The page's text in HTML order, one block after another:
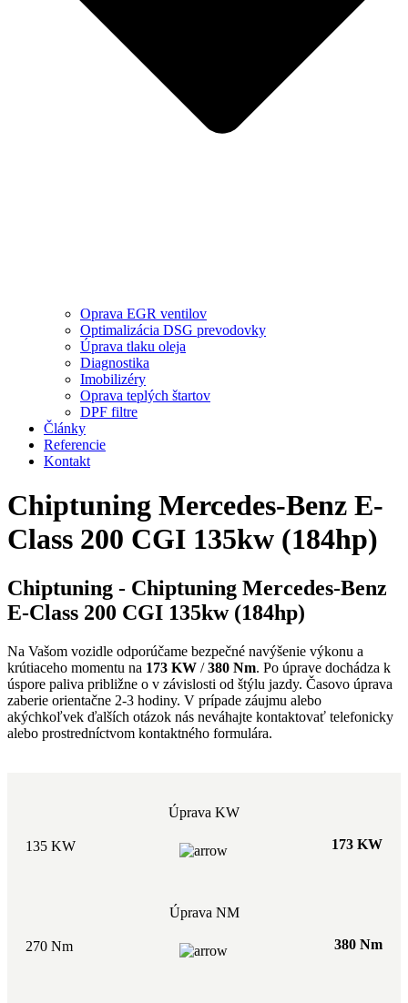
Oprava EGR ventilov
Optimalizácia DSG prevodovky
Úprava tlaku oleja
Diagnostika
Imobilizéry
Oprava teplých štartov
DPF filtre
Články
Referencie
Kontakt
Chiptuning Mercedes-Benz E-
Class 200 CGI 135kw (184hp)
Chiptuning - Chiptuning Mercedes-Benz
E-Class 200 CGI 135kw (184hp)
Na Vašom vozidle odporúčame bezpečné navýšenie výkonu a
krútiaceho momentu na 173 KW /380 Nm. Po úprave dochádza k
úspore paliva približne o v závislosti od štýlu jazdy. Časovo úprava
zaberie orientačne 2-3 hodiny. V prípade záujmu alebo
akýchkoľvek ďalších otázok nás neváhajte kontaktovať telefonicky
alebo prostredníctvom kontaktného formulára.
Úprava KW
135 KW 173 KW
Úprava NM
270 Nm 380 Nm